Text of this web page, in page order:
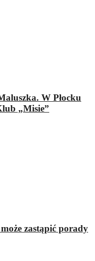
W Płocku
„Misie”
zastąpić porady